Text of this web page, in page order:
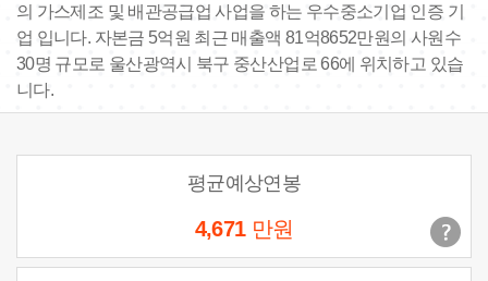
의 가스제조 및 배관공급업 사업을 하는 우수중소기업 인증 기
업 입니다. 자본금 5억원 최근 매출액 81억8652만원의 사원수
30명 규모로 울산광역시 북구 중산산업로 66에 위치하고 있습
니다.
평균예상연봉
4,671 만원